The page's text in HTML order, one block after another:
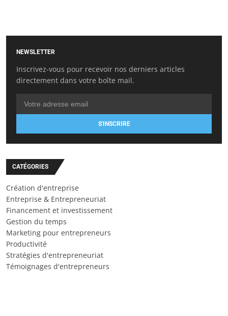
NEWSLETTER
Inscrivez-vous pour recevoir nos derniers articles
directement dans votre boîte mail.
S'INSCRIRE
CATÉGORIES
Création d'entreprise
Entreprise & Entrepreneuriat
Financement et investissement
Gestion du temps
Marketing pour entrepreneurs
Productivité
Stratégies d'entrepreneuriat
Témoignages d'entrepreneurs